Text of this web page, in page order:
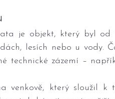
je objekt, který byl od
lesích nebo u vody.
technické zázemí –
venkově, který sloužil k